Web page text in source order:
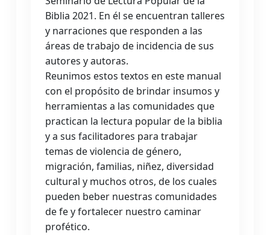
Biblia 2021. En él se encuentran talleres
y narraciones que responden a las
áreas de trabajo de incidencia de sus
autores y autoras.
Reunimos estos textos en este manual
con el propósito de brindar insumos y
herramientas a las comunidades que
practican la lectura popular de la biblia
y a sus facilitadores para trabajar
temas de violencia de género,
migración, familias, niñez, diversidad
cultural y muchos otros, de los cuales
pueden beber nuestras comunidades
de fe y fortalecer nuestro caminar
profético.